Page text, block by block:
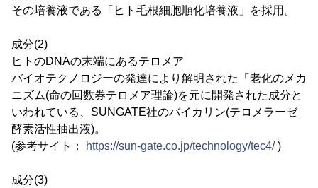
その培養液である「ヒト毛根細胞順化培養液」を採用。
成分(2)
ヒトのDNAの末端にあるテロメア
バイオテクノロジーの発達により解明された「老化のメカ
ニズム(命の回数券テロメア理論)を元に開発された成分と
いわれている、SUNGATE社のバイカリン(テロメラーゼ
酵素活性抽出液)。
(参考サイト：
https://sun-gate.co.jp/technology/tec4/)
成分(3)